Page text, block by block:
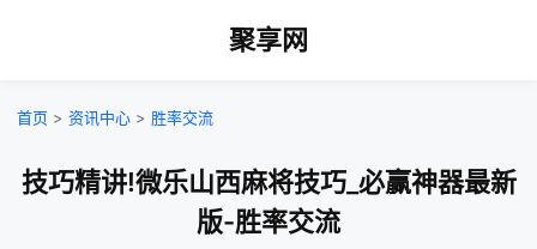
聚享网
首页 > 资讯中心 > 胜率交流
技巧精讲!微乐山西麻将技巧_必赢神器最新
版-胜率交流